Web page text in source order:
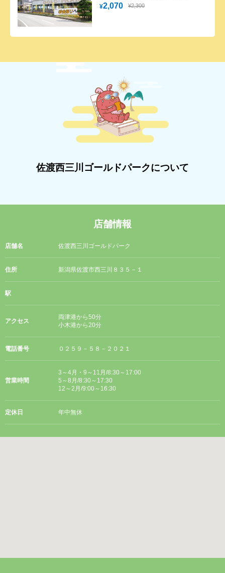
¥2,070 ¥2,300
佐渡西三川ゴールドパークについて
店舗情報
店舗名 佐渡西三川ゴールドパーク
住所 新潟県佐渡市西三川８３５－１
駅
アクセス
両津港から50分
小木港から20分
電話番号 ０２５９－５８－２０２１
営業時間
3～4月・9～11月/8:30～17:00
5～8月/8:30～17:30
12～2月/9:00～16:30
定休日 年中無休